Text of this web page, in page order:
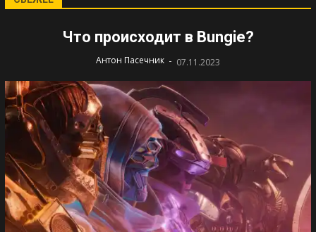
Что происходит в Bungie?
Антон Пасечник - 07.11.2023